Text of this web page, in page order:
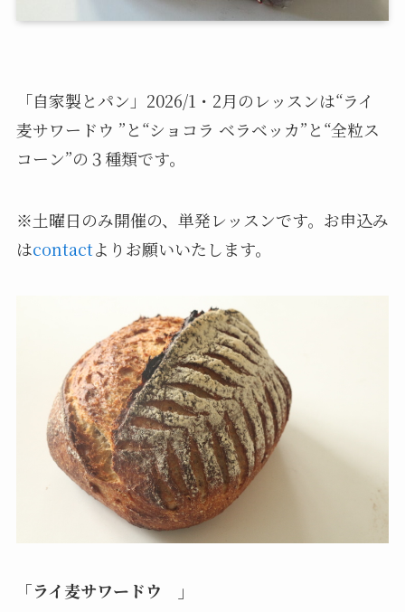
「自家製とパン」2026/1・2月のレッスンは“ライ
麦サワードウ ”と“ショコラ ベラベッカ”と“全粒ス
コーン”の３種類です。
※土曜日のみ開催の、単発レッスンです。お申込み
はcontactよりお願いいたします。
「ライ麦サワードウ 」